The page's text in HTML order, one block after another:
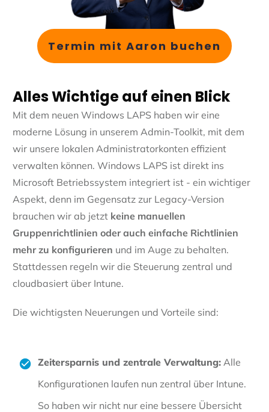
Termin mit Aaron buchen
Alles Wichtige auf einen Blick
Mit dem neuen Windows LAPS haben wir eine
moderne Lösung in unserem Admin-Toolkit, mit dem
wir unsere lokalen Administratorkonten effizient
verwalten können. Windows LAPS ist direkt ins
Microsoft Betriebssystem integriert ist - ein wichtiger
Aspekt, denn im Gegensatz zur Legacy-Version
brauchen wir ab jetzt keine manuellen
Gruppenrichtlinien oder auch einfache Richtlinien
mehr zu konfigurieren und im Auge zu behalten.
Stattdessen regeln wir die Steuerung zentral und
cloudbasiert über Intune.
Die wichtigsten Neuerungen und Vorteile sind:
Zeitersparnis und zentrale Verwaltung: Alle
Konfigurationen laufen nun zentral über Intune.
So haben wir nicht nur eine bessere Übersicht